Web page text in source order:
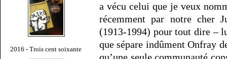
2016 - Trois cent soixante
a vécu celui que je veux
récemment par notre cher
(1913-1994) pour tout dire –
que sépare indûment Onfray